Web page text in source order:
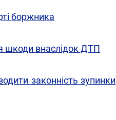
боржника
шкоди внаслідок ДТП
законність зупинки